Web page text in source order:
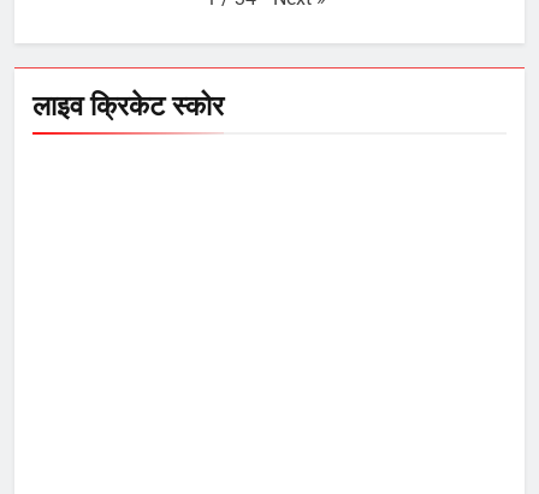
लाइव क्रिकेट स्कोर